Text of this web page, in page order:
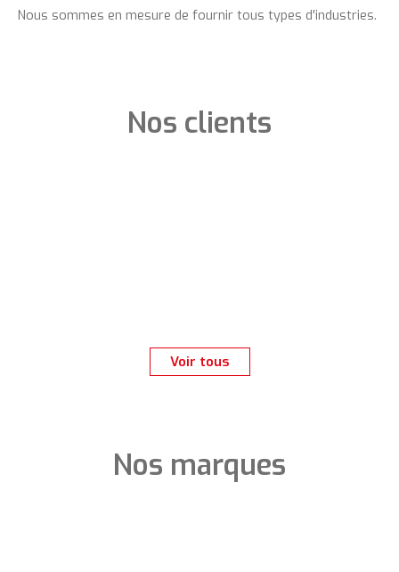
Nous sommes en mesure de fournir tous types d'industries.
Nos clients
Voir tous
Nos marques